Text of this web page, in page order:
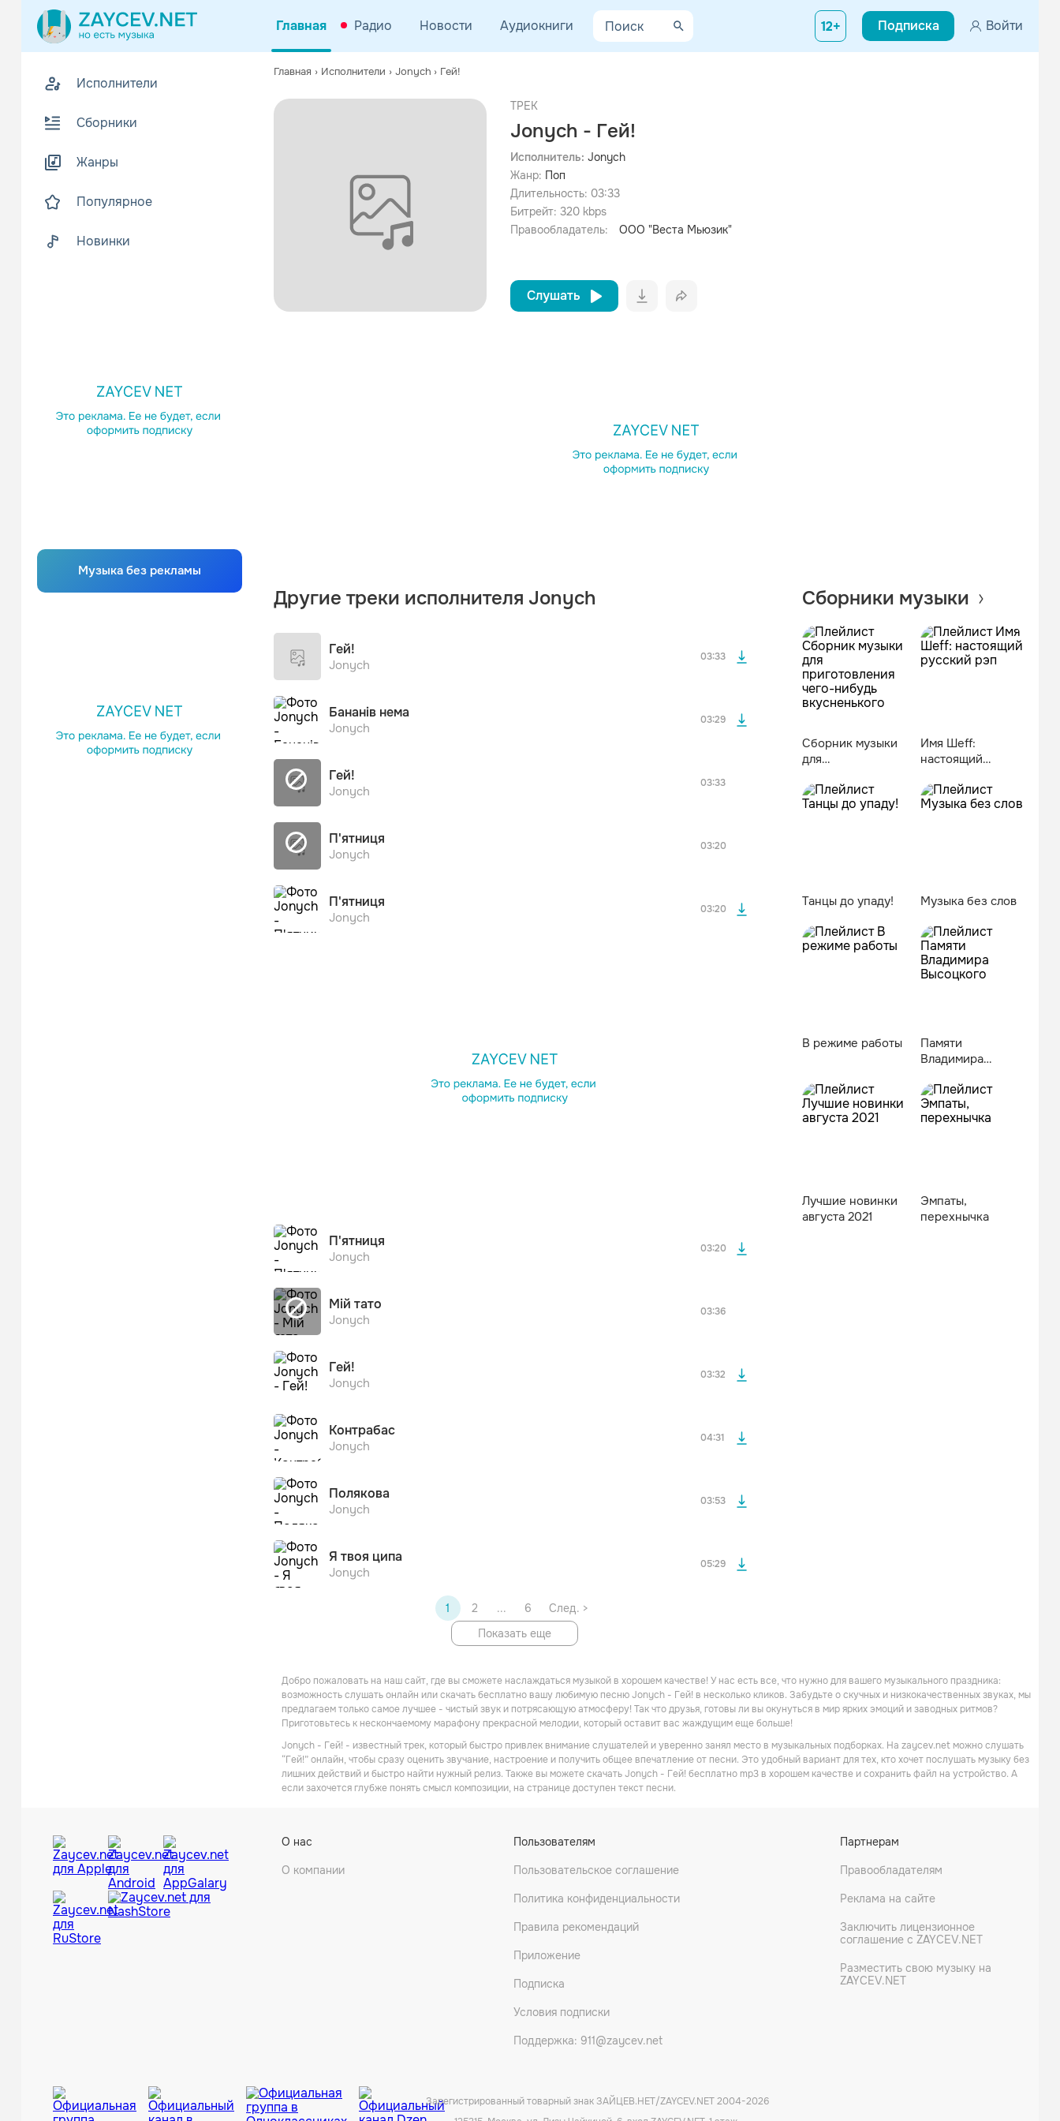
Главная Радио Новости Аудиокниги 12+ Подписка Войти
Исполнители
Сборники
Жанры
Популярное
Новинки
Музыка без рекламы
Главная › Исполнители › Jonych › Гей!
ТРЕК
Jonych - Гей!
Исполнитель: Jonych
Жанр: Поп
Длительность: 03:33
Битрейт: 320 kbps
Правообладатель:
ООО "Веста Мьюзик"
Слушать
просмотра рекламы
оформления подписки.
После просмотра Вы сможете скачать 3 файла без
дополнительной рекламы!
Другие треки исполнителя Jonych
Гей!
Jonych
03:33
Бананів нема
Jonych
03:29
просмотра рекламы
оформления подписки.
Гей!
Jonych
03:33
П'ятниця
Jonych
03:20
П'ятниця
Jonych
03:20
П'ятниця
Jonych
03:20
Мій тато
Jonych
03:36
Гей!
Jonych
03:32
Контрабас
Jonych
04:31
Полякова
Jonych
03:53
Я твоя ципа
Jonych
05:29
1 2 ... 6
След. >
Показать еще
Сборники музыки
Сборник музыки
для
чего-нибудь
вкусненького
Имя Шеff:
настоящий
Танцы до упаду! Музыка без слов
В режиме работы
Пaмяти
Влaдимиpa
Лучшие новинки
августа 2021
Эмпаты,
перехнычка
Добро пожаловать на наш сайт, где вы сможете наслаждаться музыкой в хорошем качестве! У нас есть все, что нужно для вашего музыкального праздника:
возможность слушать онлайн или скачать бесплатно вашу любимую песню Jonych - Гей! в несколько кликов. Забудьте о скучных и низкокачественных звуках, мы
предлагаем только самое лучшее - чистый звук и потрясающую атмосферу! Так что друзья, готовы ли вы окунуться в мир ярких эмоций и заводных ритмов?
Приготовьтесь к нескончаемому марафону прекрасной мелодии, который оставит вас жаждущим еще больше!
Jonych - Гей! - известный трек, который быстро привлек внимание слушателей и уверенно занял место в музыкальных подборках. На zaycev.net можно слушать
“Гей!” онлайн, чтобы сразу оценить звучание, настроение и получить общее впечатление от песни. Это удобный вариант для тех, кто хочет послушать музыку без
лишних действий и быстро найти нужный релиз. Также вы можете скачать Jonych - Гей! бесплатно mp3 в хорошем качестве и сохранить файл на устройство. А
если захочется глубже понять смысл композиции, на странице доступен текст песни.
О нас
О компании
Пользователям
Пользовательское соглашение
Политика конфиденциальности
Правила рекомендаций
Приложение
Подписка
Условия подписки
Поддержка: 911@zaycev.net
Партнерам
Правообладателям
Реклама на сайте
Заключить лицензионное
соглашение с ZAYCEV.NET
Разместить свою музыку на
ZAYCEV.NET
Зарегистрированный товарный знак ЗАЙЦЕВ.НЕТ/ZAYCEV.NET 2004-2026